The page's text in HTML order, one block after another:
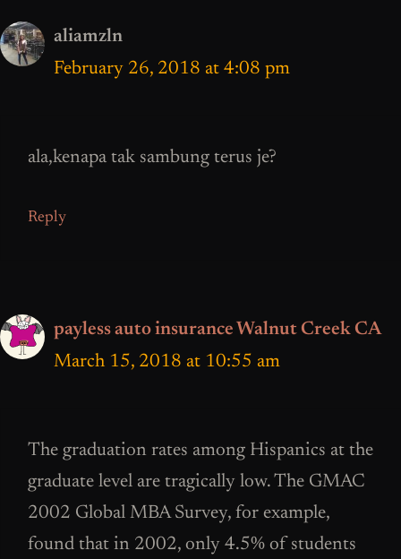
aliamzln
February 26, 2018 at 4:08 pm
ala,kenapa tak sambung terus je?
Reply
payless auto insurance Walnut Creek CA
March 15, 2018 at 10:55 am
The graduation rates among Hispanics at the
graduate level are tragically low. The GMAC
2002 Global MBA Survey, for example,
found that in 2002, only 4.5% of students